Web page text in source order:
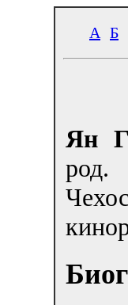
А Б
Ян
род.